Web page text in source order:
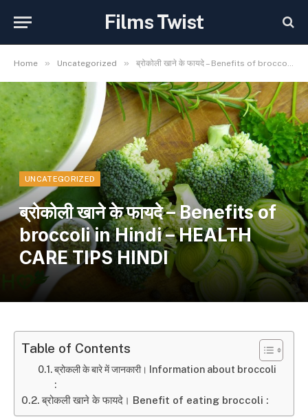
Films Twist
Home » Uncategorized » ब्रोकोली खाने के फायदे – Benefits of broccoli in Hindi – HEALTH CARE TIPS HINDI
UNCATEGORIZED
ब्रोकोली खाने के फायदे – Benefits of
broccoli in Hindi – HEALTH
CARE TIPS HINDI
Table of Contents
ब्रोकली के बारे में जानकारी। Information about broccoli
:
ब्रोकली खाने के फायदे। Benefit of eating broccoli :